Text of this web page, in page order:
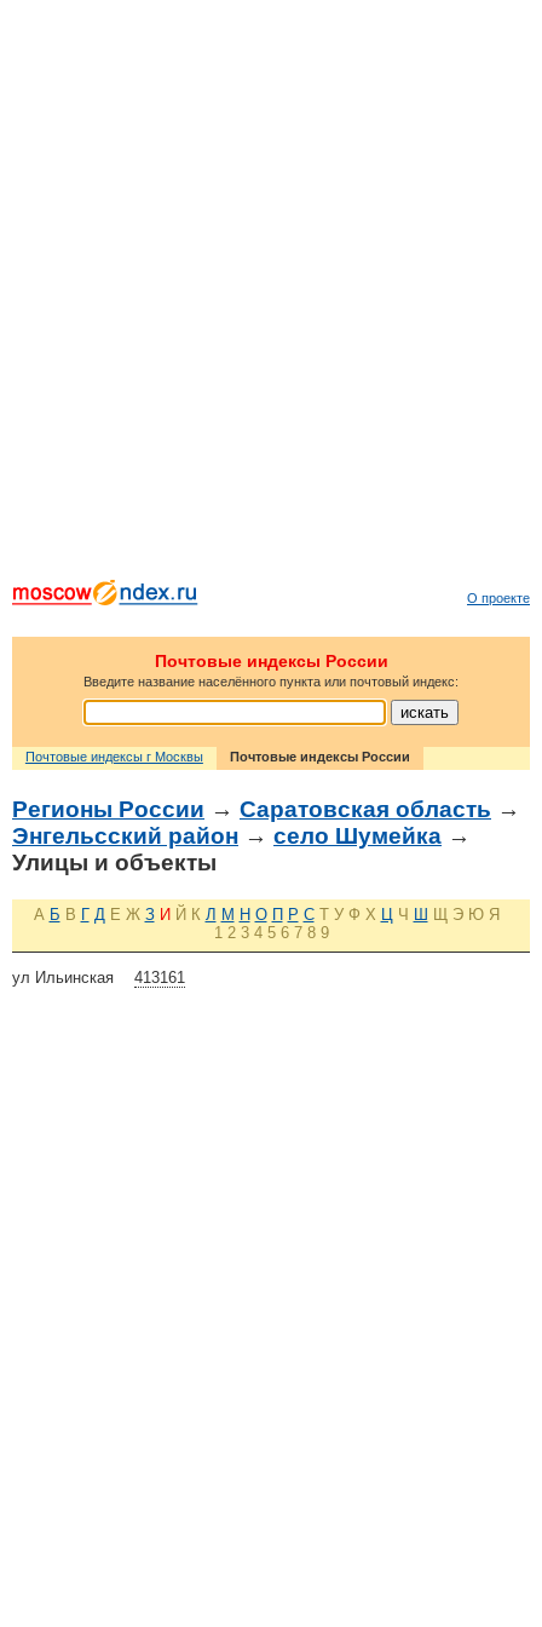
О проекте
Почтовые индексы России
Введите название населённого пункта или почтовый индекс:
Почтовые индексы г Москвы Почтовые индексы России
Регионы России → Саратовская область →
Энгельсский район → село Шумейка →
Улицы и объекты
А Б В Г Д Е Ж З И Й К Л М Н О П Р С Т У Ф Х Ц Ч Ш Щ Э Ю Я
1 2 3 4 5 6 7 8 9
413161
ул Ильинская